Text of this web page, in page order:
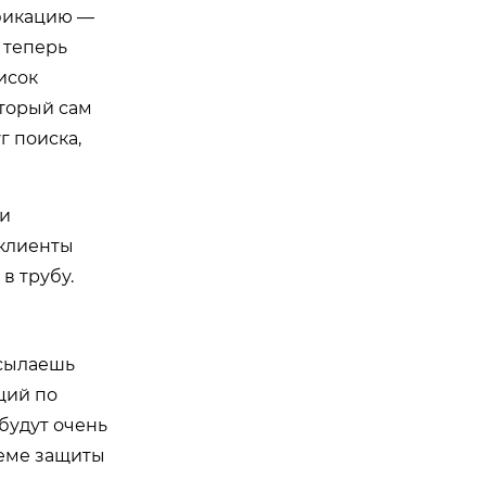
—
сам
поиска,
трубу.
по
очень
защиты